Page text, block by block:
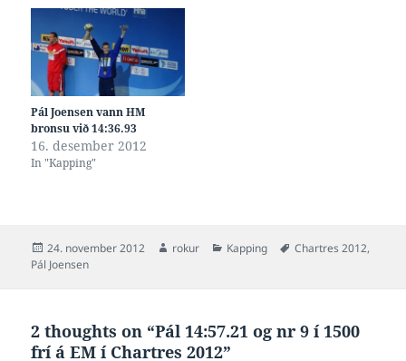
luttakandi, sum ikki telur
serliga nógv uttan tá ið
samanborið verður við
hinar…
Pál Joensen vann HM
bronsu við 14:36.93
16. desember 2012
In "Kapping"
Posted
on
24. november 2012 Author
rokur Categories
Kapping Tags
Chartres 2012,
Pál Joensen
2 thoughts on “Pál 14:57.21 og nr 9 í 1500
frí á EM í Chartres 2012”